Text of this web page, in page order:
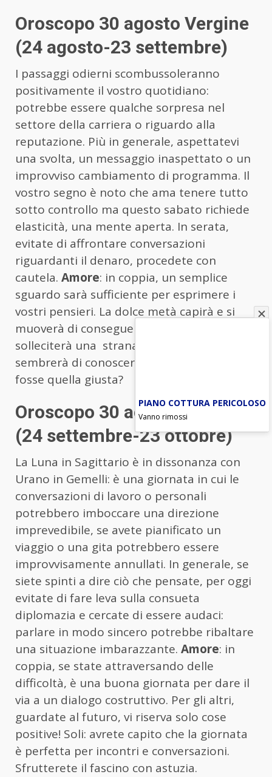
Oroscopo 30 agosto Vergine
(24 agosto-23 settembre)
I passaggi odierni scombussoleranno
positivamente il vostro quotidiano:
potrebbe essere qualche sorpresa nel
settore della carriera o riguardo alla
reputazione. Più in generale, aspettatevi
una svolta, un messaggio inaspettato o un
improvviso cambiamento di programma. Il
vostro segno è noto che ama tenere tutto
sotto controllo ma questo sabato richiede
elasticità, una mente aperta. In serata,
evitate di affrontare conversazioni
riguardanti il denaro, procedete con
cautela. Amore: in coppia, un semplice
sguardo sarà sufficiente per esprimere i
vostri pensieri. La dolce metà capirà e si
muoverà di conseguenza. Soli: una persona
solleciterà una strana sensazione. Vi
sembrerà di conoscerlo/a da sempre. E se
fosse quella giusta?
Oroscopo 30 agosto Bilancia
(24 settembre-23 ottobre)
La Luna in Sagittario è in dissonanza con
Urano in Gemelli: è una giornata in cui le
conversazioni di lavoro o personali
potrebbero imboccare una direzione
imprevedibile, se avete pianificato un
viaggio o una gita potrebbero essere
improvvisamente annullati. In generale, se
siete spinti a dire ciò che pensate, per oggi
evitate di fare leva sulla consueta
diplomazia e cercate di essere audaci:
parlare in modo sincero potrebbe ribaltare
una situazione imbarazzante. Amore: in
coppia, se state attraversando delle
difficoltà, è una buona giornata per dare il
via a un dialogo costruttivo. Per gli altri,
guardate al futuro, vi riserva solo cose
positive! Soli: avrete capito che la giornata
è perfetta per incontri e conversazioni.
Sfrutterete il fascino con astuzia.
PIANO COTTURA PERICOLOSO
Vanno rimossi